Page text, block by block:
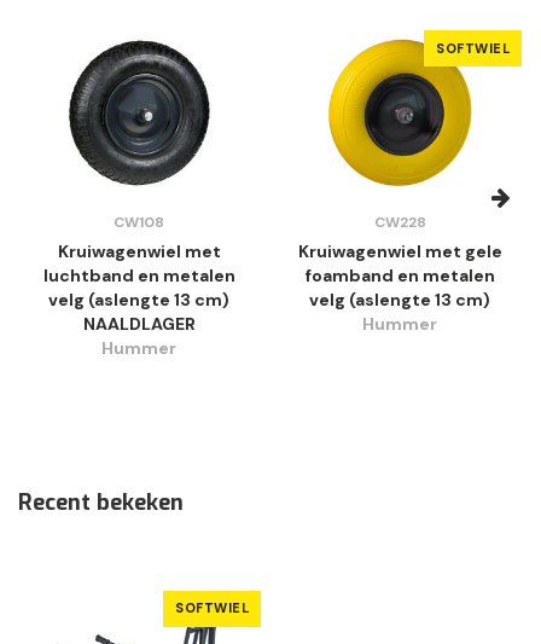
CW108
Kruiwagenwiel met
luchtband en metalen
velg (aslengte 13 cm)
NAALDLAGER
Hummer
SOFTWIEL
CW228
Kruiwagenwiel met gele
foamband en metalen
velg (aslengte 13 cm)
Hummer
Recent bekeken
SOFTWIEL